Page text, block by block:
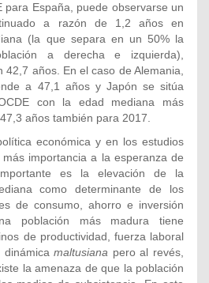
para España, puede observarse un
a razón de 1,2 años en
(la que separa en un 50% la
a derecha e izquierda),
años. En el caso de Alemania,
a 47,1 años y Japón se sitúa
con la edad mediana más
años también para 2017.
económica y en los estudios
importancia a la esperanza de
es la elevación de la
como determinante de los
de consumo, ahorro e inversión
población más madura tiene
de productividad, fuerza laboral
dinámicamaltusiana pero al revés,
la amenaza de que la población